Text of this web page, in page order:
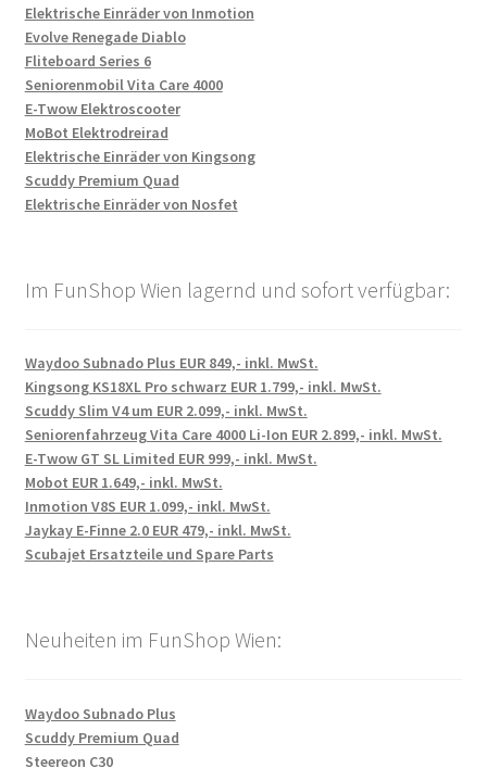
Elektrische Einräder von Inmotion
Evolve Renegade Diablo
Fliteboard Series 6
Seniorenmobil Vita Care 4000
E-Twow Elektroscooter
MoBot Elektrodreirad
Elektrische Einräder von Kingsong
Scuddy Premium Quad
Elektrische Einräder von Nosfet
Im FunShop Wien lagernd und sofort verfügbar:
Waydoo Subnado Plus EUR 849,- inkl. MwSt.
Kingsong KS18XL Pro schwarz EUR 1.799,- inkl. MwSt.
Scuddy Slim V4 um EUR 2.099,- inkl. MwSt.
Seniorenfahrzeug Vita Care 4000 Li-Ion EUR 2.899,- inkl. MwSt.
E-Twow GT SL Limited EUR 999,- inkl. MwSt.
Mobot EUR 1.649,- inkl. MwSt.
Inmotion V8S EUR 1.099,- inkl. MwSt.
Jaykay E-Finne 2.0 EUR 479,- inkl. MwSt.
Scubajet Ersatzteile und Spare Parts
Neuheiten im FunShop Wien:
Waydoo Subnado Plus
Scuddy Premium Quad
Steereon C30